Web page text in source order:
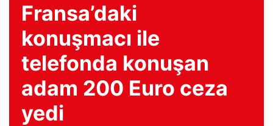
Fransa’daki
konuşmacı ile
telefonda konuşan
adam 200 Euro ceza
yedi